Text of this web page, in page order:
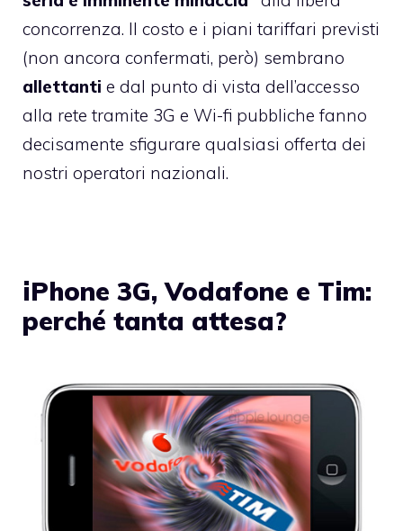
concorrenza. Il costo e i piani tariffari previsti
(non ancora confermati, però) sembrano
allettanti e dal punto di vista dell’accesso
alla rete tramite 3G e Wi-fi pubbliche fanno
decisamente sfigurare qualsiasi offerta dei
nostri operatori nazionali.
iPhone 3G, Vodafone e Tim:
perché tanta attesa?